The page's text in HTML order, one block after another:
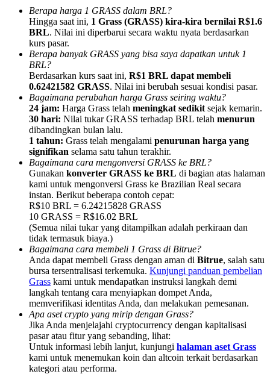
Referensi
Undang teman untuk mendapatkan imbalan tunai
Deposit CASHCAT & Win
Deposit CASHCAT & Win
Share 500000 CASHCAT prize pool
Exclusive for BitMart Users
Berapa harga 1 GRASS dalam BRL?
Hingga saat ini, 1 Grass (GRASS) kira-kira bernilai R$1.6
BRL. Nilai ini diperbarui secara waktu nyata berdasarkan
kurs pasar.
Berapa banyak GRASS yang bisa saya dapatkan untuk 1
BRL?
Berdasarkan kurs saat ini, R$1 BRL dapat membeli
0.62421582 GRASS. Nilai ini berubah sesuai kondisi pasar.
Bagaimana perubahan harga Grass seiring waktu?
24 jam: Harga Grass telah meningkat sedikit sejak kemarin.
30 hari: Nilai tukar GRASS terhadap BRL telah menurun
dibandingkan bulan lalu.
1 tahun: Grass telah mengalami penurunan harga yang
signifikan selama satu tahun terakhir.
Bagaimana cara mengonversi GRASS ke BRL?
Gunakan konverter GRASS ke BRL di bagian atas halaman
kami untuk mengonversi Grass ke Brazilian Real secara
instan. Berikut beberapa contoh cepat:
R$10 BRL = 6.24215828 GRASS
10 GRASS = R$16.02 BRL
(Semua nilai tukar yang ditampilkan adalah perkiraan dan
tidak termasuk biaya.)
Bagaimana cara membeli 1 Grass di Bitrue?
Anda dapat membeli Grass dengan aman di Bitrue, salah satu
bursa tersentralisasi terkemuka. Kunjungi panduan pembelian
Grass kami untuk mendapatkan instruksi langkah demi
langkah tentang cara menyiapkan dompet Anda,
memverifikasi identitas Anda, dan melakukan pemesanan.
Apa aset crypto yang mirip dengan Grass?
Jika Anda menjelajahi cryptocurrency dengan kapitalisasi
pasar atau fitur yang sebanding, lihat:
Untuk informasi lebih lanjut, kunjungi halaman aset Grass
kami untuk menemukan koin dan altcoin terkait berdasarkan
kategori atau performa.